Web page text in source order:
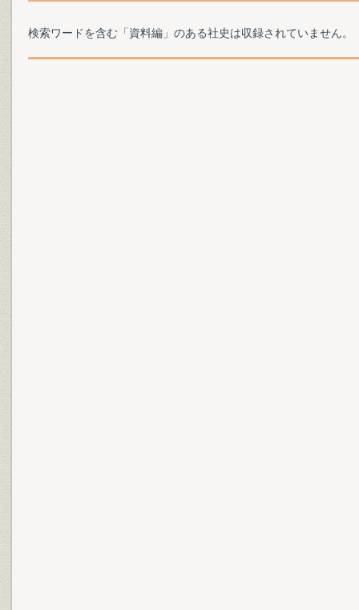
検索ワードを含む「資料編」のある社史は収録されていません。